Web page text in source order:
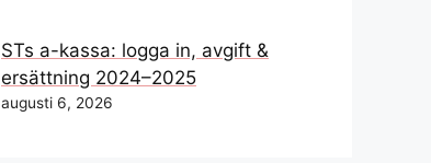
STs a-kassa: logga in, avgift &
ersättning 2024–2025
augusti 6, 2026